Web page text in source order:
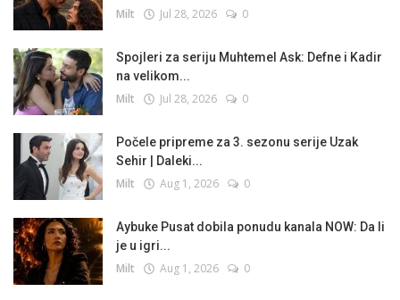
Milt Jul 28, 2026 0
Spojleri za seriju Muhtemel Ask: Defne i Kadir
na velikom...
Milt Jul 28, 2026 0
Počele pripreme za 3. sezonu serije Uzak
Sehir | Daleki...
Milt Aug 1, 2026 0
Aybuke Pusat dobila ponudu kanala NOW: Da li
je u igri...
Milt Aug 1, 2026 0